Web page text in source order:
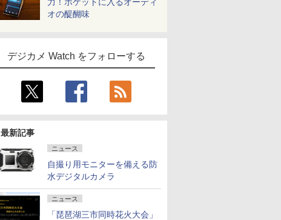
オの醍醐味
デジカメ Watch をフォローする
最新記事
ニュース
自撮り用モニターを備える防
水デジタルカメラ
ニュース
「琵琶湖三市同時花火大会」